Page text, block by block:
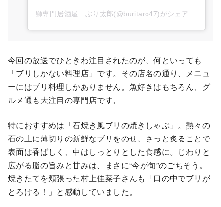
今回の放送でひときわ注目されたのが、何といっても
「ブリしかない料理店」です。その店名の通り、メニュ
ーにはブリ料理しかありません。魚好きはもちろん、グ
ルメ通も大注目の専門店です。
特におすすめは「石焼き風ブリの焼きしゃぶ」。熱々の
石の上に薄切りの新鮮なブリをのせ、さっと炙ることで
表面は香ばしく、中はしっとりとした食感に。じわりと
広がる脂の旨みと甘みは、まさに“今が旬”のごちそう。
焼きたてを頬張った村上佳菜子さんも「口の中でブリが
とろける！」と感動していました。